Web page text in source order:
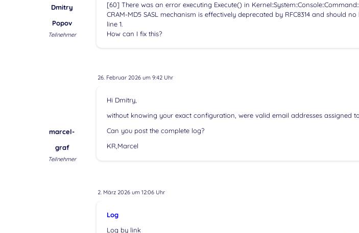
Dmitry
Popov
Teilnehmer
[60] There was an error executing Execute() in
CRAM-MD5 SASL mechanism is effectively deprecated by RFC8314 and should
line 1.
How can I fix this?
26. Februar 2026 um 9:42 Uhr
marcel-
graf
Teilnehmer
Hi Dmitry,
without knowing your exact configuration, were valid email addresses assigned
Can you post the complete log?
KR,Marcel
2. März 2026 um 12:06 Uhr
Log
Log by link